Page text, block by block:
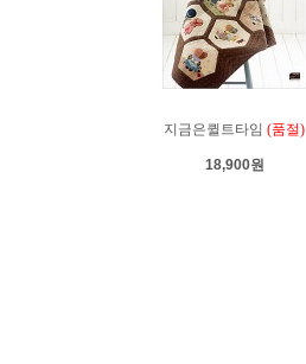
지금은퀼트타임 (품절)
18,900원